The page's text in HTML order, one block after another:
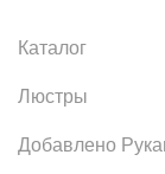
Каталог
Люстры
Добавлено